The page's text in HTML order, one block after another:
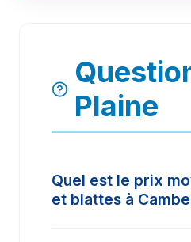
Plaine
Quel est le prix
et blattes à